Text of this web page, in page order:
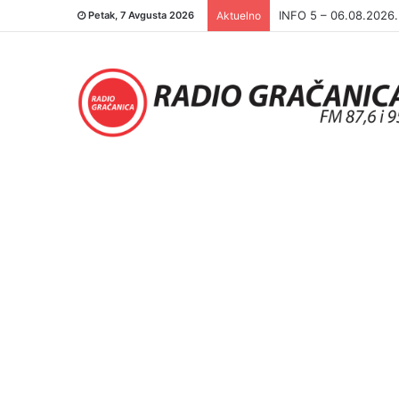
Petak, 7 Avgusta 2026 Aktuelno INFO 5 – 05.08.2026